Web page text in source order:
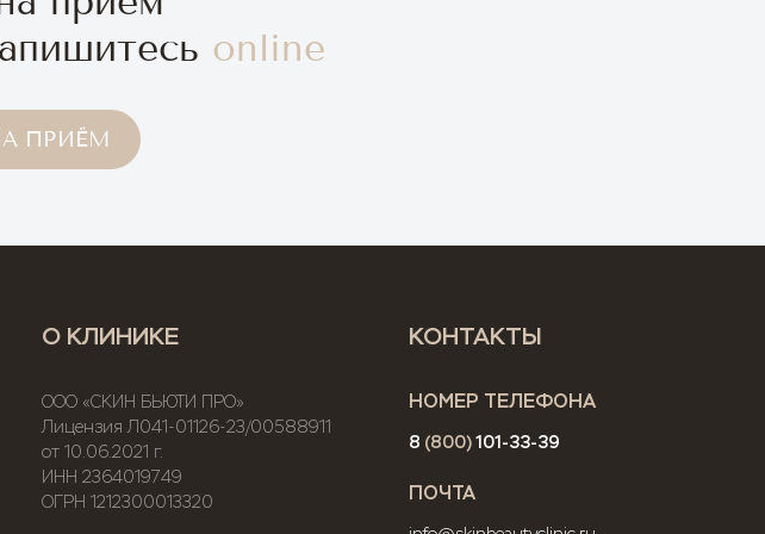
online
ПРИЁМ
О КЛИНИКЕ
ООО «СКИН БЬЮТИ ПРО»
Лицензия Л041-01126-23/00588911
от 10.06.2021 г.
ИНН 2364019749
ОГРН 1212300013320
КОНТАКТЫ
НОМЕР ТЕЛЕФОНА
8 (800)101-33-39
ПОЧТА